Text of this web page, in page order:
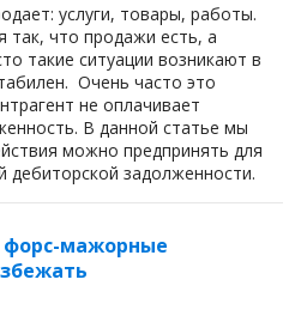
услуги, товары, работы.
так, что продажи есть, а
такие ситуации возникают в
Очень часто это
не оплачивает
В данной статье мы
можно предпринять для
дебиторской задолженности.
форс-мажорные